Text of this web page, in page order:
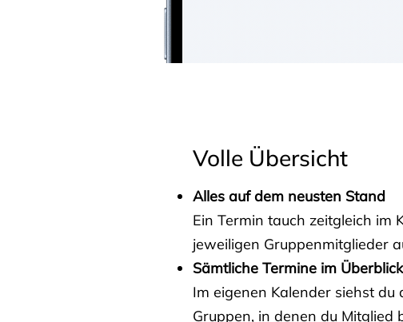
Volle Übersicht
Alles auf dem neusten Stand
Ein Termin tauch zeitgleich im
jeweiligen Gruppenmitglieder
Sämtliche Termine im Überblick
Im eigenen Kalender siehst du
Gruppen, in denen du Mitglied